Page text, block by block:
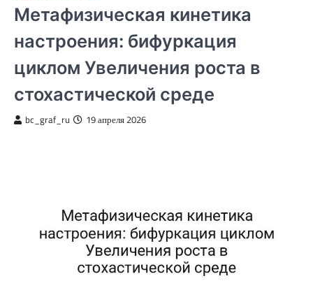
Метафизическая кинетика
настроения: бифуркация
циклом Увеличения роста в
стохастической среде
bc_graf_ru 19 апреля 2026